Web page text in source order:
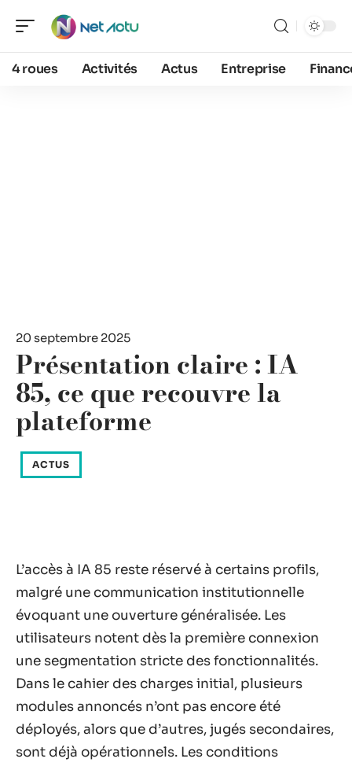
4 roues Activités Actus Entreprise
20 septembre 2025
Présentation claire : IA
85, ce que recouvre la
plateforme
ACTUS
L’accès à IA 85 reste réservé à certains profils,
malgré une communication institutionnelle
évoquant une ouverture généralisée. Les
utilisateurs notent dès la première connexion
une segmentation stricte des fonctionnalités.
Dans le cahier des charges initial, plusieurs
modules annoncés n’ont pas encore été
déployés, alors que d’autres, jugés secondaires,
sont déjà opérationnels. Les conditions